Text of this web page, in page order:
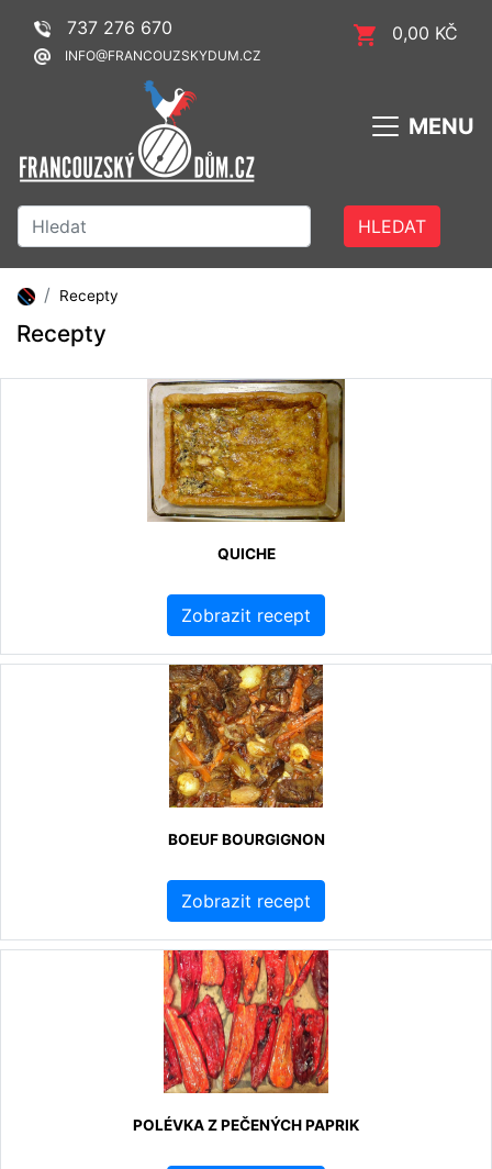
737 276 670 0,00 KČ
INFO@FRANCOUZSKYDUM.CZ
MENU
HLEDAT
Recepty
Recepty
QUICHE
Zobrazit recept
BOEUF BOURGIGNON
Zobrazit recept
POLÉVKA Z PEČENÝCH PAPRIK